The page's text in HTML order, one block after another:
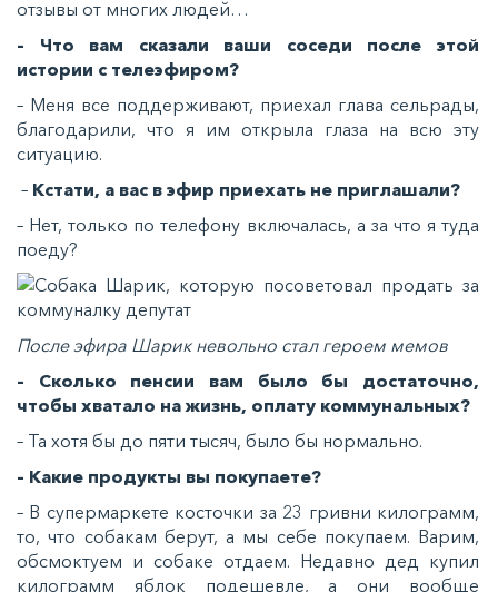
отзывы от многих людей…
– Что вам сказали ваши соседи после этой
истории с телеэфиром?
– Меня все поддерживают, приехал глава сельрады,
благодарили, что я им открыла глаза на всю эту
ситуацию.
– Кстати, а вас в эфир приехать не приглашали?
– Нет, только по телефону включалась, а за что я туда
поеду?
После эфира Шарик невольно стал героем мемов
– Сколько пенсии вам было бы достаточно,
чтобы хватало на жизнь, оплату коммунальных?
– Та хотя бы до пяти тысяч, было бы нормально.
– Какие продукты вы покупаете?
– В супермаркете косточки за 23 гривни килограмм,
то, что собакам берут, а мы себе покупаем. Варим,
обсмоктуем и собаке отдаем. Недавно дед купил
килограмм яблок подешевле, а они вообще